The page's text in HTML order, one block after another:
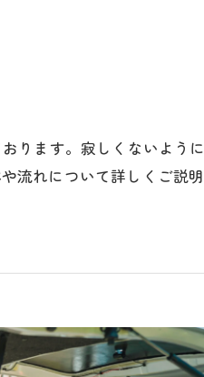
ります。寂しくないように
流れについて詳しくご説明